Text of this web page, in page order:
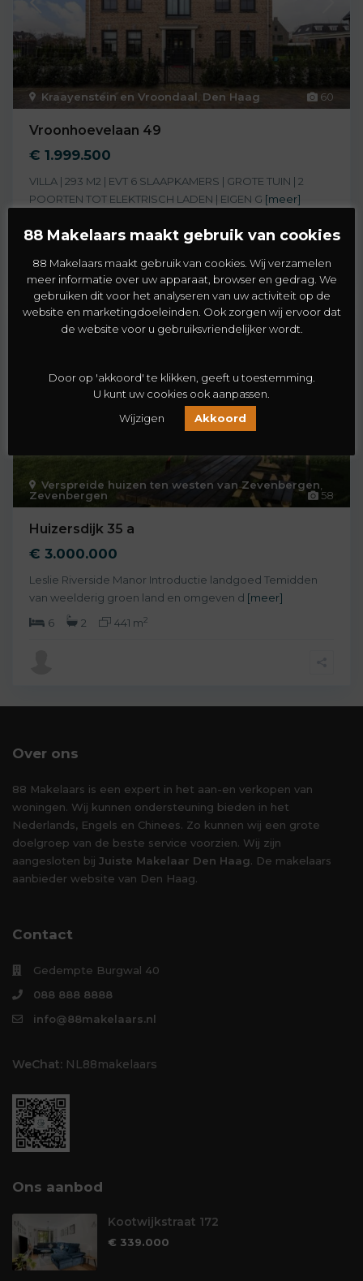
60
Kraayenstein en Vroondaal Den Haag
Vroonhoevelaan 49
€ 1.999.500
VILLA | 293 M2 | EVT 6 SLAAPKAMERS | GROTE TUIN | 2
POORTEN TOT ELEKTRISCH LADEN | EIGEN G [meer]
58
Verspreide huizen ten westen van Zevenbergen
Zevenbergen
Koopwoning
Huizersdijk 35 a
€ 3.000.000
Leslie Riverside Manor Introductie landgoed Temidden
van weelderig groen land en omgeven d [meer]
6
2 441 m2
Over ons
88 Makelaars is een expert in het aan-en verkopen van
woningen. Wij kunnen ondersteuning bieden in het
Nederlands, Engels en Chinees. Zo kunnen wij een grote
doelgroep van de beste service voorzien. Wij zijn
aangesloten bij Juiste Makelaar Den Haag. De makelaars
aanbieder website van Den Haag.
Contact
Gedempte Burgwal 40
088 888 8888
info@88makelaars.nl
WeChat: NL88makelaars
Ons aanbod
Kootwijkstraat 172
€ 339.000
88 Makelaars maakt gebruik van cookies
88 Makelaars maakt gebruik van cookies. Wij verzamelen
meer informatie over uw apparaat, browser en gedrag. We
gebruiken dit voor het analyseren van uw activiteit op de
website en marketingdoeleinden. Ook zorgen wij ervoor dat
de website voor u gebruiksvriendelijker wordt.
Door op 'akkoord' te klikken, geeft u toestemming.
U kunt uw cookies ook aanpassen.
Wijzigen
Akkoord